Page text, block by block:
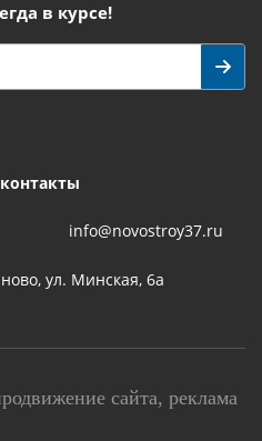
в курсе!
info@novostroy37.ru
ул. Минская, 6а
сайта, реклама